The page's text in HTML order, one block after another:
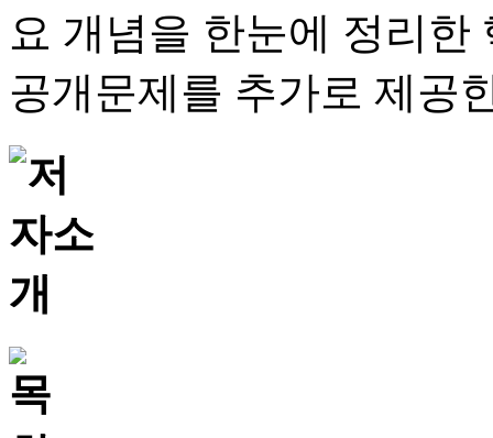
요 개념을 한눈에 정리한
공개문제를 추가로 제공